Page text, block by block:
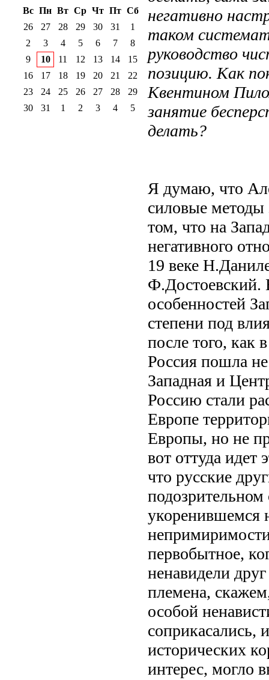
негативно
таком
руководство
позицию. Как
Квентином
занятие
делать?
Я думаю, что
силовые методы
том, что на
негативного
19 веке
Ф.Достоевский.
особенностей
степени под
после того, как
Россия пошла
Западная и
Россию стали
Европе
Европы, но не
вот оттуда идет
что русские
укоренившемся
первобытное,
ненавидели
племена,
особой
соприкасались,
исторических
интерес, могло
Вс Пн Вт Ср Чт Пт Сб
26
27 28 29 30 31
1
2
3 4 5 6 7
8
9
10 11 12 13 14
15
16
17 18 19 20 21
22
23
24 25 26 27 28
29
30
31 1 2 3 4 5